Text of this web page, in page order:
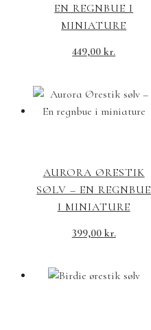
EN REGNBUE I
MINIATURE
449,00kr.
AURORA ØRESTIK
SØLV – EN REGNBUE
I MINIATURE
399,00 kr.